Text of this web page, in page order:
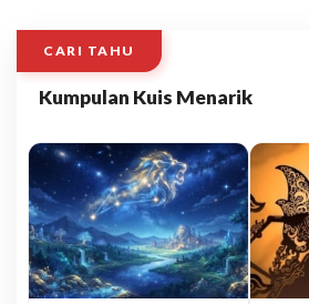
CARI TAHU
Kumpulan Kuis Menarik